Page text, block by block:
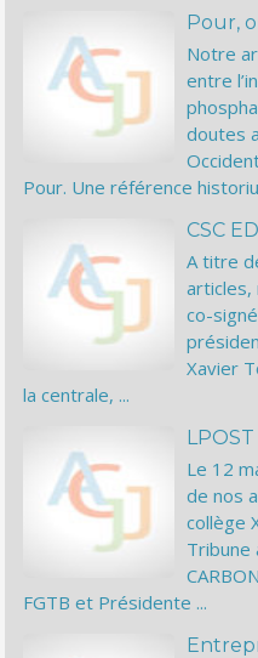
Pour,
Notre
entre
doutes
Pour. Une référence
CSC
A titre
articles,
co-
Xavier
la centrale, ...
LPOST
Le 12
de nos
collège
Tribune
FGTB et Présidente ...